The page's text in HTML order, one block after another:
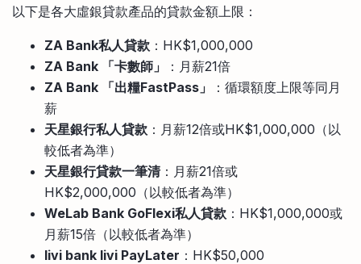
以下是各大虛銀貸款產品的貸款金額上限：
ZA Bank私人貸款 ：HK$1,000,000
ZA Bank 「卡數師」
：月薪21倍
ZA Bank 「出糧FastPass」
：循環額度上限等同月
薪
天星銀行私人貸款 ：月薪12倍或HK$1,000,000（以
較低者為準）
天星銀行貸款一筆清：月薪21倍或
HK$2,000,000（以較低者為準）
WeLab Bank GoFlexi私人貸款 ：HK$1,000,000或
月薪15倍（以較低者為準）
livi bank livi PayLater ：HK$50,000